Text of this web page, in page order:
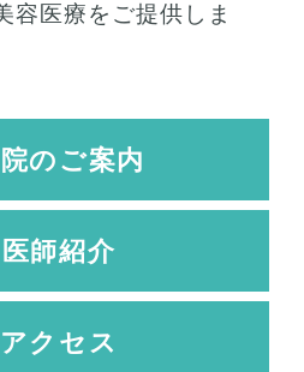
容医療をご提供しま
のご案内
医師紹介
アクセス